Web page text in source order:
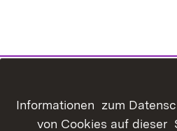
Informationen zum
von Cookies auf dieser